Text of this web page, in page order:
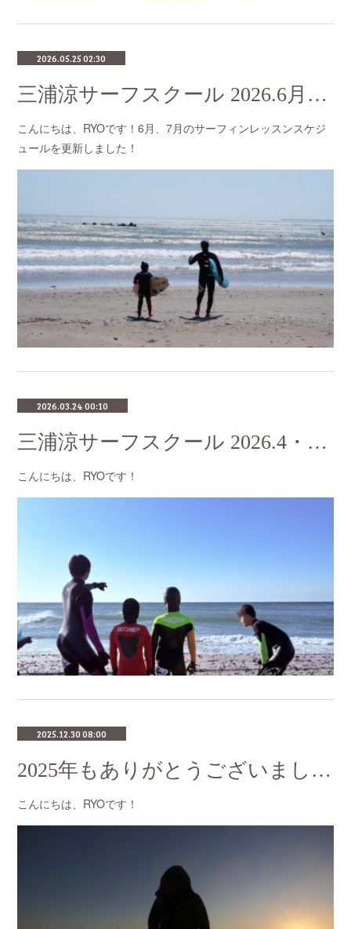
2026.05.25 02:30
三浦涼サーフスクール 2026.6月・7月のスケジュール
こんにちは、RYOです！6月、7月のサーフィンレッスンスケジ
ュールを更新しました！
2026.03.24 00:10
三浦涼サーフスクール 2026.4・5月のスケジュール
こんにちは、RYOです！
2025.12.30 08:00
2025年もありがとうございました｜年末のご挨拶
こんにちは、RYOです！